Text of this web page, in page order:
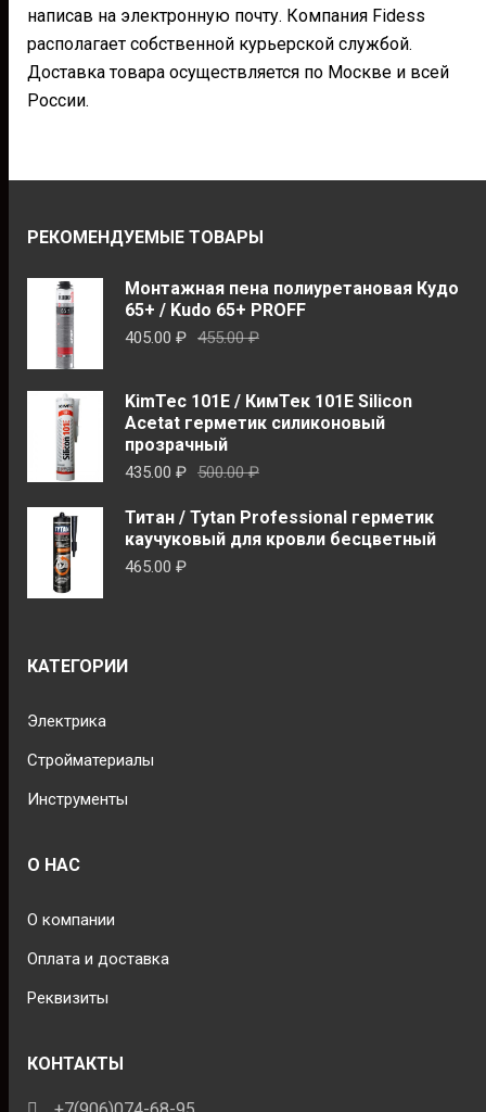
написав на электронную почту. Компания Fidess
располагает собственной курьерской службой.
Доставка товара осуществляется по Москве и всей
России.
РЕКОМЕНДУЕМЫЕ ТОВАРЫ
Монтажная пена полиуретановая Кудо
65+ / Kudo 65+ PROFF
455.00₽Первоначальная
455.00 ₽.
405.00 ₽
Текущая
KimTec 101E / КимТек 101Е Silicon
Acetat герметик силиконовый
прозрачный
500.00₽Первоначальная
составляла
500.00 ₽.
435.00 ₽
Текущая
435.00 ₽.
Титан / Tytan Professional герметик
каучуковый для кровли бесцветный
465.00 ₽
КАТЕГОРИИ
Электрика
Стройматериалы
Инструменты
О НАС
О компании
Оплата и доставка
Реквизиты
КОНТАКТЫ